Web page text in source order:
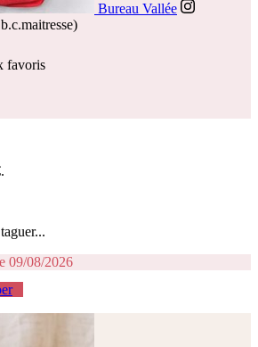
Bureau Vallée
favoris
09/08/2026